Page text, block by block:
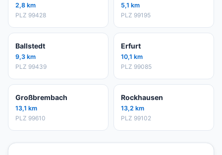
2,8 km
PLZ 99428
5,1 km
PLZ 99195
Ballstedt
9,3 km
PLZ 99439
Erfurt
10,1 km
PLZ 99085
Großbrembach
13,1 km
PLZ 99610
Rockhausen
13,2 km
PLZ 99102